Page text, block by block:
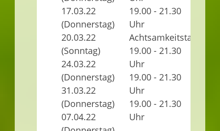
17.03.22
(Donnerstag)
20.03.22
(Sonntag)
24.03.22
(Donnerstag)
31.03.22
(Donnerstag)
07.04.22
19.00 - 21.30
Uhr
Achtsamkeitstag
19.00 - 21.30
Uhr
19.00 - 21.30
Uhr
19.00 - 21.30
Uhr